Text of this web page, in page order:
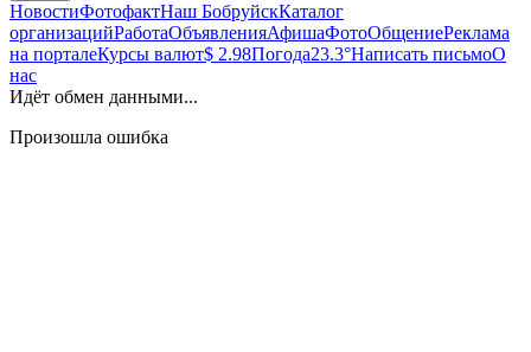
НовостиФотофактНаш БобруйскКаталог
организацийРаботаОбъявленияАфишаФотоОбщениеРеклама
на порталеКурсы валют$ 2.98Погода23.3°Написать письмоО
нас
Идёт обмен данными...
Произошла ошибка